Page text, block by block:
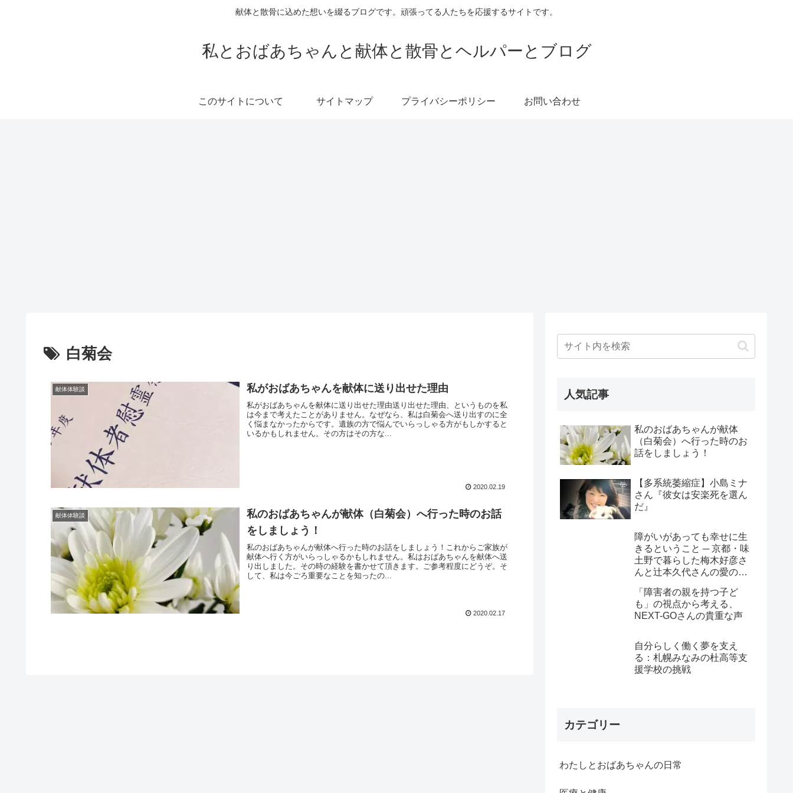
献体と散骨に込めた想いを綴るブログです。頑張ってる人たちを応援するサイトです。
私とおばあちゃんと献体と散骨とヘルパーとブログ
このサイトについて サイトマップ プライバシーポリシー お問い合わせ
白菊会
献体体験談 私がおばあちゃんを献体に送り出せた理由
私がおばあちゃんを献体に送り出せた理由送り出せた理由、というものを私
は今まで考えたことがありません。なぜなら、私は白菊会へ送り出すのに全
く悩まなかったからです。遺族の方で悩んでいらっしゃる方がもしかすると
いるかもしれません。その方はその方な...
2020.02.19
献体体験談
私のおばあちゃんが献体（白菊会）へ行った時のお話
をしましょう！
私のおばあちゃんが献体へ行った時のお話をしましょう！これからご家族が
献体へ行く方がいらっしゃるかもしれません。私はおばあちゃんを献体へ送
り出しました。その時の経験を書かせて頂きます。ご参考程度にどうぞ。そ
して、私は今ごろ重要なことを知ったの...
2020.02.17
人気記事
私のおばあちゃんが献体
（白菊会）へ行った時のお
話をしましょう！
【多系統萎縮症】小島ミナ
さん『彼女は安楽死を選ん
だ』
障がいがあっても幸せに生
きるということ ─ 京都・味
土野で暮らした梅木好彦さ
んと辻本久代さんの愛の物
「障害者の親を持つ子ど
も」の視点から考える、
NEXT-GOさんの貴重な声
自分らしく働く夢を支え
る：札幌みなみの杜高等支
援学校の挑戦
カテゴリー
わたしとおばあちゃんの日常